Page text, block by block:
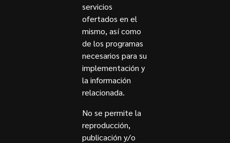
servicios
ofertados en el
mismo, así como
de los programas
necesarios para su
implementación y
la información
relacionada.
No se permite la
reproducción,
publicación y/o